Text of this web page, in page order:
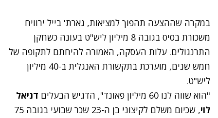
במקרה שההצעה תהפוך למציאות, גארת' בייל ירוויח
משכורת בסיס בגובה 8 מיליון ליש"ט בעונה כשחקן
התרנגולים. עלות העסקה, האמורה להיחתם לתקופה של
חמש שנים, מוערכת בתקשורת האנגלית ב-40 מיליון
ליש"ט.
"הוא שווה לנו 60 מיליון פאונד", הדגיש הבעלים
דניאל
לוי
, שכיום משלם לקיצוני בן ה-23 שכר שבועי בגובה 75